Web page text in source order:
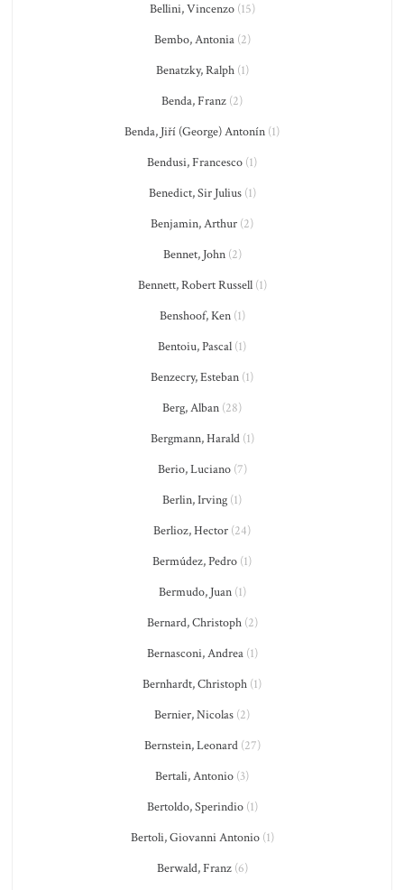
Bellini, Vincenzo(15)
Bembo, Antonia(2)
Benatzky, Ralph(1)
Benda, Franz (2)
Benda, Jiří (George) Antonín (1)
Bendusi, Francesco (1)
Benedict, Sir Julius(1)
Benjamin, Arthur (2)
Bennet, John(2)
Bennett, Robert Russell(1)
Benshoof, Ken(1)
Bentoiu, Pascal (1)
Benzecry, Esteban (1)
Berg, Alban (28)
Bergmann, Harald(1)
Berio, Luciano(7)
Berlin, Irving (1)
Berlioz, Hector (24)
Bermúdez, Pedro (1)
Bermudo, Juan(1)
Bernard, Christoph(2)
Bernasconi, Andrea(1)
Bernhardt, Christoph (1)
Bernier, Nicolas (2)
Bernstein, Leonard(27)
Bertali, Antonio (3)
Bertoldo, Sperindio(1)
Bertoli, Giovanni Antonio(1)
Berwald, Franz(6)